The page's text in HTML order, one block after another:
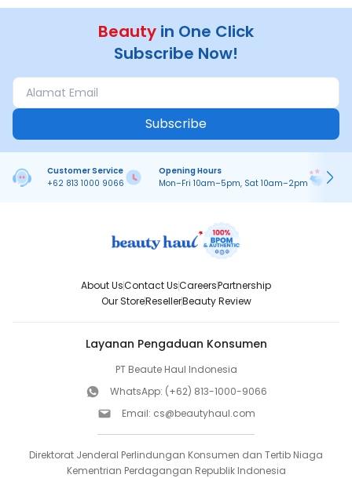
Beauty in One Click
Subscribe Now!
Subscribe
Customer Service
+62 813 1000 9066
Opening Hours
Mon–Fri 10am–5pm, Sat 10am–2pm
About UsContact UsCareersPartnership
Our StoreResellerBeauty Review
Layanan Pengaduan Konsumen
PT Beaute Haul Indonesia
WhatsApp: (+62) 813-1000-9066
Email: cs@beautyhaul.com
Direktorat Jenderal Perlindungan Konsumen dan Tertib Niaga
Kementrian Perdagangan Republik Indonesia